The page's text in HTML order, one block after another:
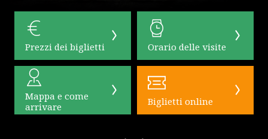
Prezzi dei biglietti Orario delle visite
Mappa e come
arrivare Biglietti online